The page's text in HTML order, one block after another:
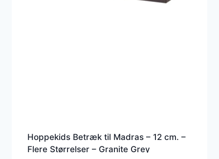
Hoppekids Betræk til Madras – 12 cm. –
Flere Størrelser – Granite Grey